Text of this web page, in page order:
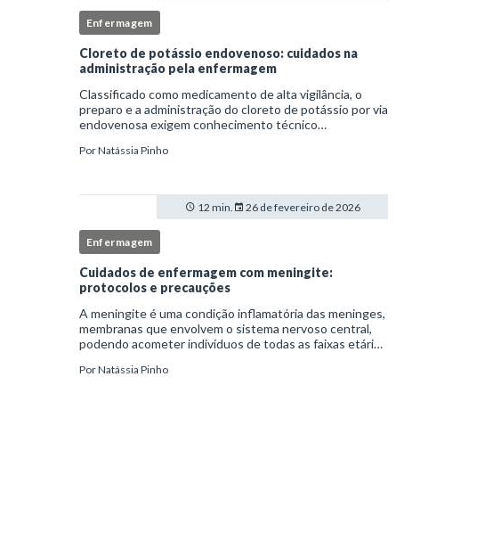
Enfermagem
Cloreto de potássio endovenoso: cuidados na
administração pela enfermagem
Classificado como medicamento de alta vigilância, o
preparo e a administração do cloreto de potássio por via
endovenosa exigem conhecimento técnico
institucionais e atuação criteriosa da equipe de
PorNatássia Pinho
12 min. 26 de fevereiro de 2026
Enfermagem
Cuidados de enfermagem com meningite:
protocolos e precauções
A meningite é uma condição inflamatória das meninges,
membranas que envolvem o sistema nervoso central,
podendo acometer indivíduos de todas as faixas etárias
autolimitados até situações de extrem
PorNatássia Pinho